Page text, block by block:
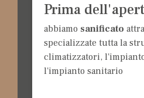
Prima
abbiamo sanificato
specializzate tutta la
climatizzatori,
l'impianto sanitario